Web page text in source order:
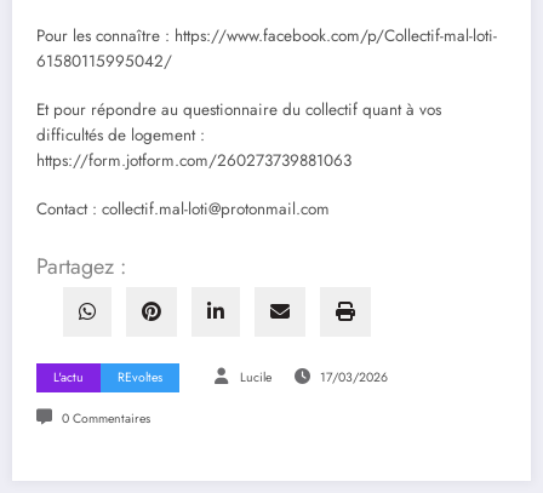
Pour les connaître : https://www.facebook.com/p/Collectif-mal-loti-
61580115995042/
Et pour répondre au questionnaire du collectif quant à vos
difficultés de logement :
https://form.jotform.com/260273739881063
Contact : collectif.mal-loti@protonmail.com
Partagez :
L'actu REvoltes Lucile 17/03/2026
0 Commentaires